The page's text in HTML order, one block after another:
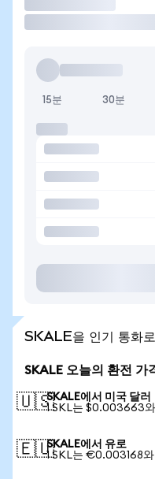
15분 30분
SKALE을 인기 통화
SKALE 오늘의 환전 가
🇺🇸SKALE에서 미국 달러
1 SKL는 $0.003663
🇪🇺SKALE에서 유로
1 SKL는 €0.003168와